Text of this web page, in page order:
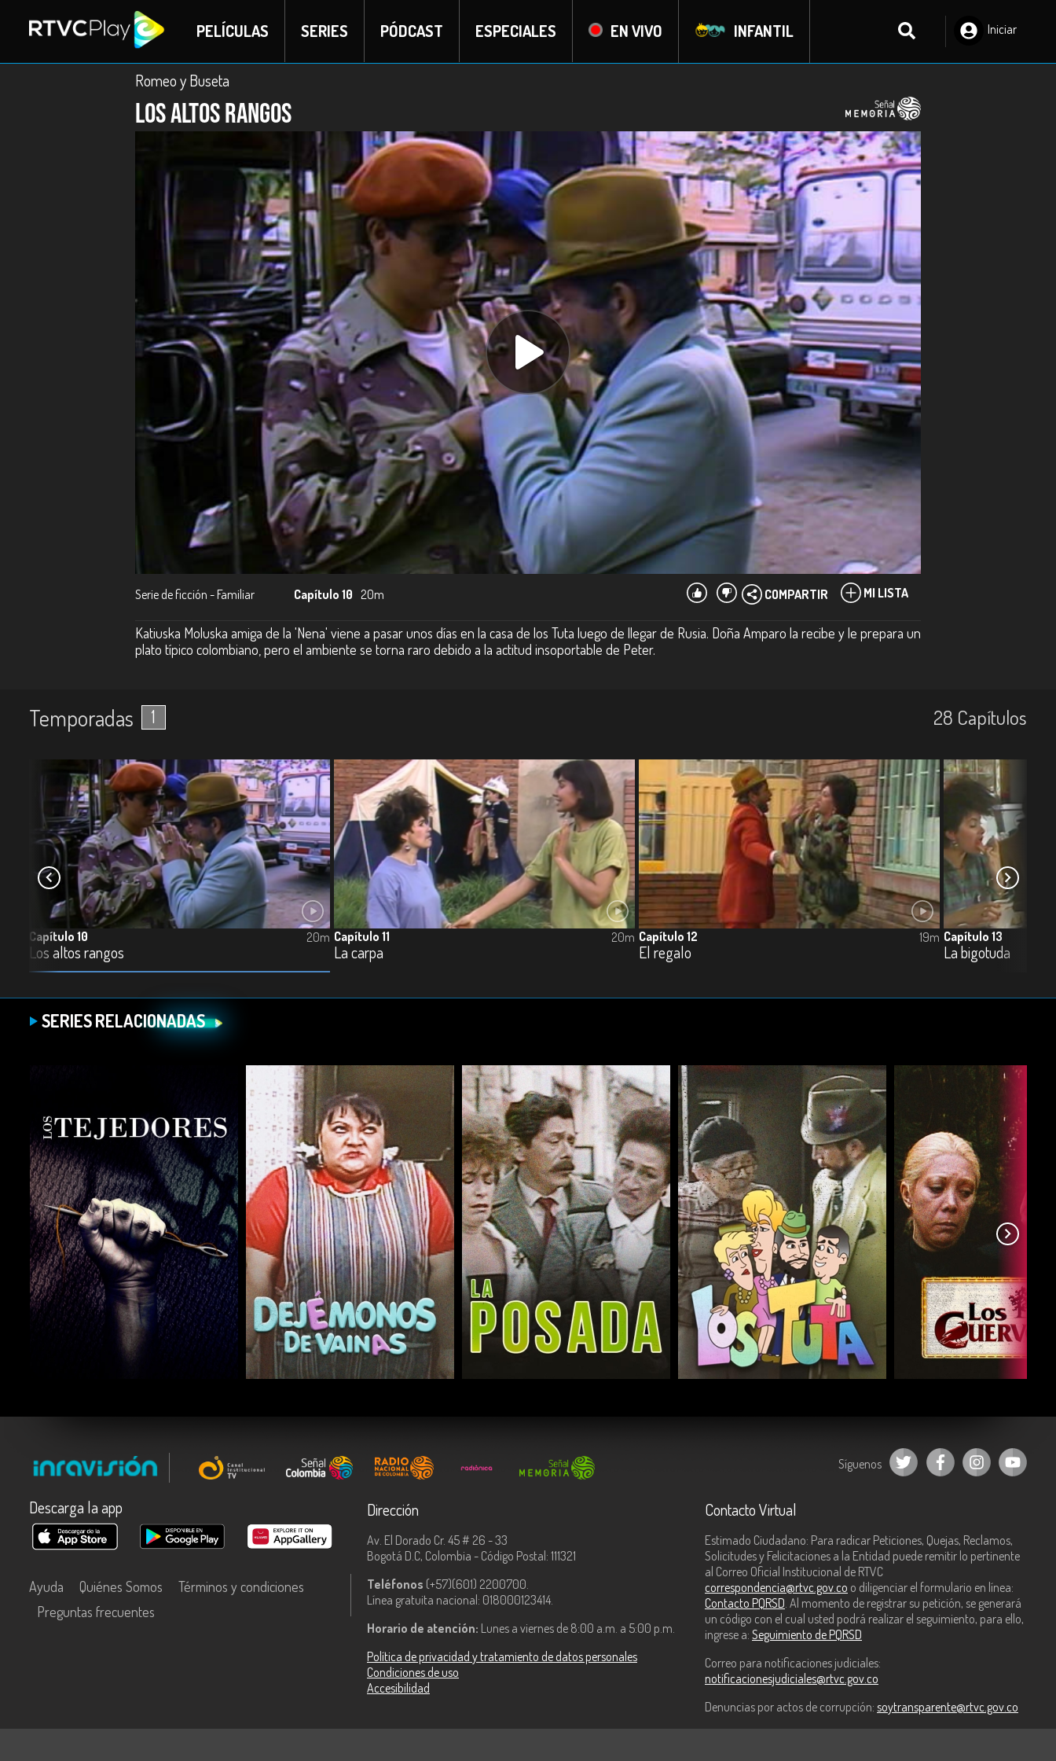
PELÍCULAS SERIES PÓDCAST ESPECIALES EN VIVO INFANTIL
Iniciar
Romeo y Buseta
Los altos rangos
Serie de ficción - Familiar Capítulo 10 20m MI LISTA
COMPARTIR
Katiuska Moluska amiga de la 'Nena' viene a pasar unos días en la casa de los Tuta luego de llegar de Rusia. Doña Amparo la recibe y le prepara un
plato típico colombiano, pero el ambiente se torna raro debido a la actitud insoportable de Peter.
Temporadas 1 28 Capí­tulos
Capítulo 10
Los altos rangos
20m Capítulo 11
La carpa
20m Capítulo 12
El regalo
19m Capítulo 13
La bigotuda
SERIES RELACIONADAS
COMPARTIR COMPARTIR COMPARTIR COMPARTIR
Síguenos
Descarga la app
Ayuda Quiénes Somos
Términos y condiciones
Preguntas frecuentes
Dirección
Av. El Dorado Cr. 45 # 26 - 33
Bogotá D.C, Colombia - Código Postal: 111321
Teléfonos (+57)(601) 2200700.
Línea gratuita nacional: 018000123414.
Horario de atención: Lunes a viernes de 8:00 a.m. a 5:00 p.m.
Política de privacidad y tratamiento de datos personales
Condiciones de uso
Accesibilidad
Contacto Virtual
Estimado Ciudadano: Para radicar Peticiones, Quejas, Reclamos,
Solicitudes y Felicitaciones a la Entidad puede remitir lo pertinente
al Correo Oficial Institucional de RTVC
correspondencia@rtvc.gov.co o diligenciar el formulario en línea:
Contacto PQRSD . Al momento de registrar su petición, se generará
un código con el cual usted podrá realizar el seguimiento, para ello,
ingrese a: Seguimiento de PQRSD
Correo para notificaciones judiciales:
notificacionesjudiciales@rtvc.gov.co
Denuncias por actos de corrupción: soytransparente@rtvc.gov.co